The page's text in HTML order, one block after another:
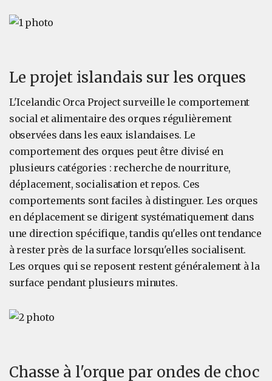
Le projet islandais sur les orques
L'Icelandic Orca Project surveille le comportement
social et alimentaire des orques régulièrement
observées dans les eaux islandaises. Le
comportement des orques peut être divisé en
plusieurs catégories : recherche de nourriture,
déplacement, socialisation et repos. Ces
comportements sont faciles à distinguer. Les orques
en déplacement se dirigent systématiquement dans
une direction spécifique, tandis qu'elles ont tendance
à rester près de la surface lorsqu'elles socialisent.
Les orques qui se reposent restent généralement à la
surface pendant plusieurs minutes.
Chasse à l'orque par ondes de choc